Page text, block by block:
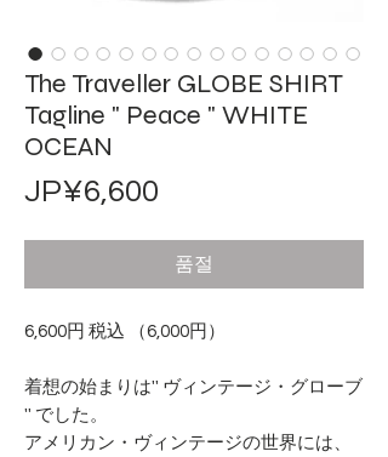
The Traveller GLOBE SHIRT
Tagline " Peace " WHITE
OCEAN
JP¥6,600
품절
6,600円 税込 （6,000円）
着想の始まりは'' ヴィンテージ・グローブ
'' でした。
アメリカン・ヴィンテージの世界には、